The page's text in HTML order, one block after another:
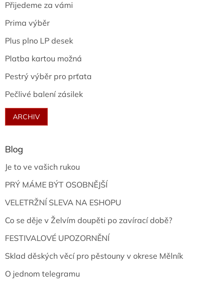
Přijedeme za vámi
Prima výběr
Plus plno LP desek
Platba kartou možná
Pestrý výběr pro prťata
Pečlivé balení zásilek
ARCHIV
Blog
Je to ve vašich rukou
PRÝ MÁME BÝT OSOBNĚJŠÍ
VELETRŽNÍ SLEVA NA ESHOPU
Co se děje v Želvím doupěti po zavírací době?
FESTIVALOVÉ UPOZORNĚNÍ
Sklad děských věcí pro pěstouny v okrese Mělník
O jednom telegramu